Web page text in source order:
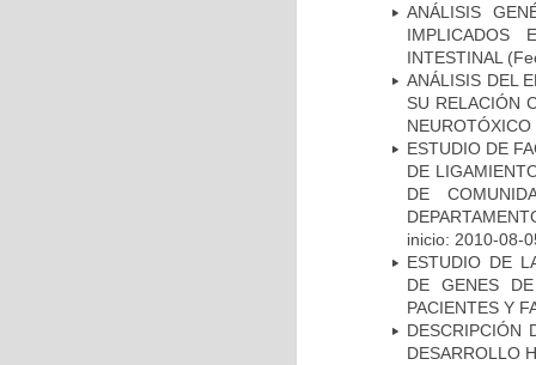
ANÁLISIS
IMPLICADOS
INTESTINAL
ANÁLISIS DEL
SU RELACIÓN
NEUROTÓXICO
ESTUDIO DE
DE
DE
inicio: 2010-08-
ESTUDIO DE
DE GENES
PACIENTES Y
DESCRIPCIÓN
DESARROLLO